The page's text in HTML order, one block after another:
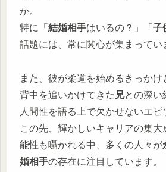
か。
特に「 結婚相手はいるの？」「 子
話題には、常に関心が集まってい
また、彼が柔道を始めるきっか
背中を追いかけてきた 兄との深い
人間性を語る上で欠かせないエピ
この先、輝かしいキャリアの集大
能性も囁かれる中、多くの人々が
婚相手の存在に注目しています。